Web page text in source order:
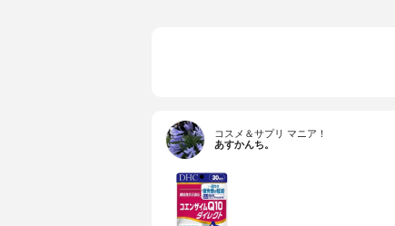
コスメ＆サプリ マニア！
あすかんち。